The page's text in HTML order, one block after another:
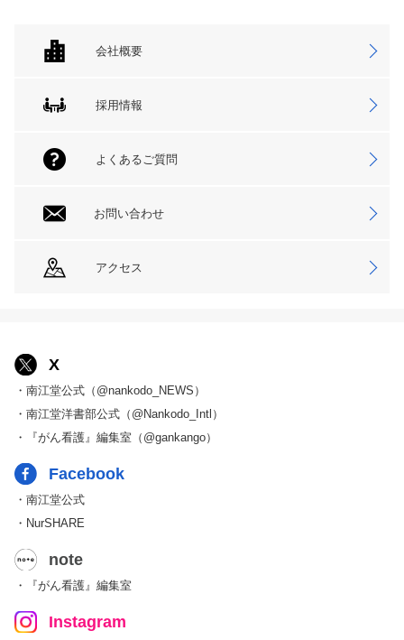
会社概要
採用情報
よくあるご質問
お問い合わせ
アクセス
X
・南江堂公式（@nankodo_NEWS）
・南江堂洋書部公式（@Nankodo_Intl）
・『がん看護』編集室（@gankango）
Facebook
・南江堂公式
・NurSHARE
note
・『がん看護』編集室
Instagram